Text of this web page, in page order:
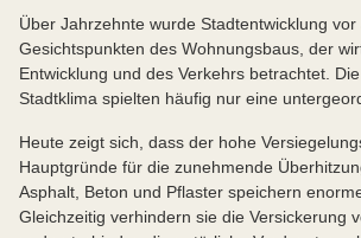
Über Jahrzehnte wurde Stadtentwicklung
Gesichtspunkten des Wohnungsbaus, der
Entwicklung und des Verkehrs betrachtet.
Stadtklima spielten häufig nur eine
Heute zeigt sich, dass der hohe
Hauptgründe für die zunehmende
Asphalt, Beton und Pflaster speichern
Gleichzeitig verhindern sie die Versickerung